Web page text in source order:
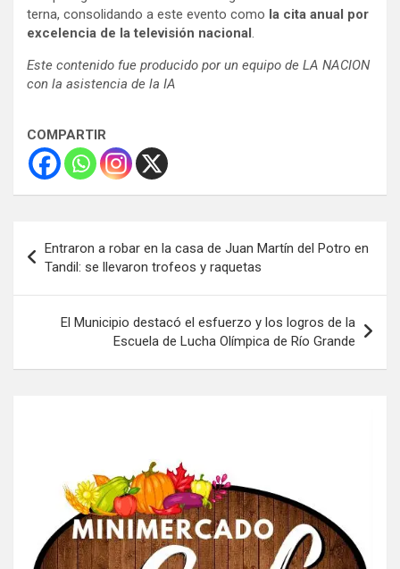
terna, consolidando a este evento como la cita anual por
excelencia de la televisión nacional.
Este contenido fue producido por un equipo de LA NACION
con la asistencia de la IA
COMPARTIR
de
entradas
Entraron a robar en la casa de Juan Martín del Potro en
Tandil: se llevaron trofeos y raquetas
El Municipio destacó el esfuerzo y los logros de la
Escuela de Lucha Olímpica de Río Grande